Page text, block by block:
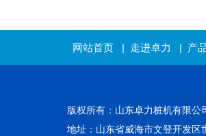
网站首页| 走进卓力 | 产
版权所有：山东卓力桩机有限
地址：山东省威海市文登开发 区